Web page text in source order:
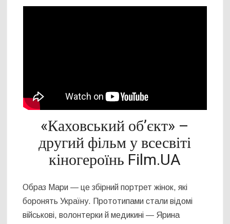
«Каховський об’єкт» –
другий фільм у всесвіті
кіногероїнь Film.UA
Образ Мари — це збірний портрет жінок, які
боронять Україну. Прототипами стали відомі
військові, волонтерки й медикині — Ярина